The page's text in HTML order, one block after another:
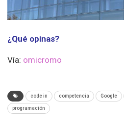
¿Qué opinas?
Vía: omicromo
code in competencia Google
programación